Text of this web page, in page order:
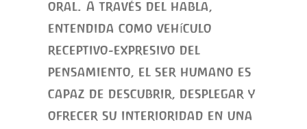
oral. A través del habla,
entendida como vehículo
receptivo-expresivo del
pensamiento, el ser humano es
capaz de descubrir, desplegar y
ofrecer su interioridad en una